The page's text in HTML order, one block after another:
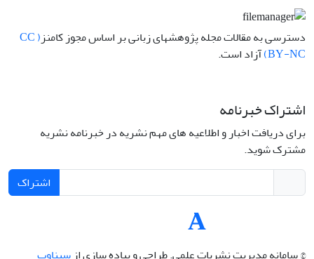
دسترسی به مقالات مجله پژوهشهای زبانی بر اساس مجوز کامنز ( CC
BY-NC) آزاد است.
اشتراک خبرنامه
برای دریافت اخبار و اطلاعیه های مهم نشریه در خبرنامه نشریه
مشترک شوید.
اشتراک